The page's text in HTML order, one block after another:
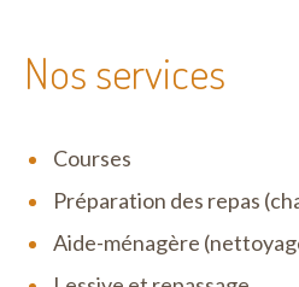
verloopt alles volkomen
eerlijkheid en respect uiterst
erg menselijk en tegelijk zeer
medewerkers.
Nos services
Courses
Préparation des repas
Aide-ménagère